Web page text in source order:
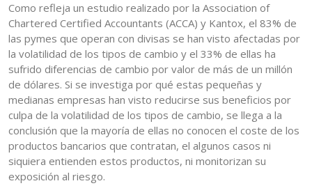
Como refleja un estudio realizado por la Association of
Chartered Certified Accountants (ACCA) y Kantox, el 83% de
las pymes que operan con divisas se han visto afectadas por
la volatilidad de los tipos de cambio y el 33% de ellas ha
sufrido diferencias de cambio por valor de más de un millón
de dólares. Si se investiga por qué estas pequeñas y
medianas empresas han visto reducirse sus beneficios por
culpa de la volatilidad de los tipos de cambio, se llega a la
conclusión que la mayoría de ellas no conocen el coste de los
productos bancarios que contratan, el algunos casos ni
siquiera entienden estos productos, ni monitorizan su
exposición al riesgo.